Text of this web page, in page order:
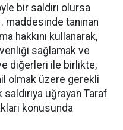
bir saldırı olursa
maddesinde tanınan
hakkını kullanarak,
sağlamak ve
diğerleri ile birlikte,
olmak üzere gerekli
uğrayan Taraf
konusunda